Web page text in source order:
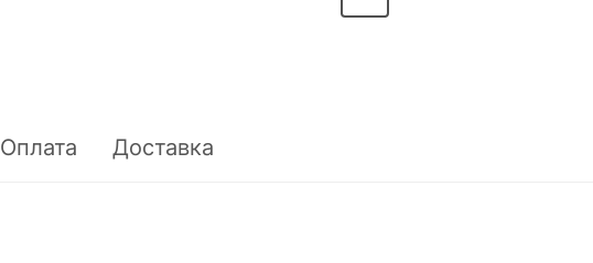
Оплата Доставка